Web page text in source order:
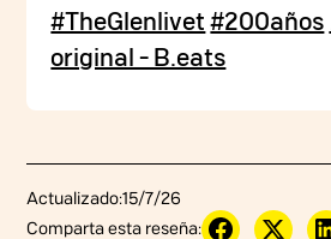
#TheGlenlivet #200años
original - B.eats
Actualizado:15/7/26
Comparta esta reseña: